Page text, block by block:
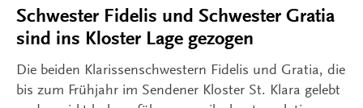
Schwester Fidelis und Schwester Gratia
sind ins Kloster Lage gezogen
Die beiden Klarissenschwestern Fidelis und Gratia, die
bis zum Frühjahr im Sendener Kloster St. Klara gelebt